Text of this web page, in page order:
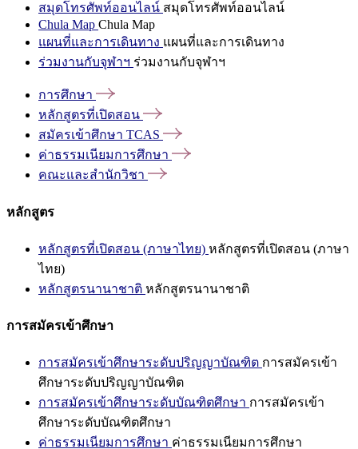
สมุดโทรศัพท์ออนไลน์ สมุดโทรศัพท์ออนไลน์
Chula Map Chula Map
แผนที่และการเดินทาง แผนที่และการเดินทาง
ร่วมงานกับจุฬาฯ ร่วมงานกับจุฬาฯ
การศึกษา
หลักสูตรที่เปิดสอน
สมัครเข้าศึกษา TCAS
ค่าธรรมเนียมการศึกษา
คณะและสำนักวิชา
หลักสูตร
หลักสูตรที่เปิดสอน (ภาษาไทย) หลักสูตรที่เปิดสอน (ภาษา
ไทย)
หลักสูตรนานาชาติ หลักสูตรนานาชาติ
การสมัครเข้าศึกษา
การสมัครเข้าศึกษาระดับปริญญาบัณฑิต การสมัครเข้า
ศึกษาระดับปริญญาบัณฑิต
การสมัครเข้าศึกษาระดับบัณฑิตศึกษา การสมัครเข้า
ศึกษาระดับบัณฑิตศึกษา
ค่าธรรมเนียมการศึกษา ค่าธรรมเนียมการศึกษา